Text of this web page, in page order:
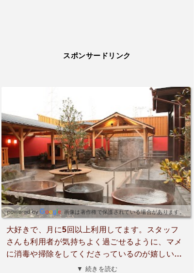
スポンサードリンク
画像は著作権で保護されている場合があります。
大好きで、月に5回以上利用してます。スタッフ
さんも利用者が気持ちよく過ごせるように、マメ
に消毒や掃除をしてくださっているのが嬉しいで
す。アンケートに要望を書いたら、次回行った時
▼ 続きを読む